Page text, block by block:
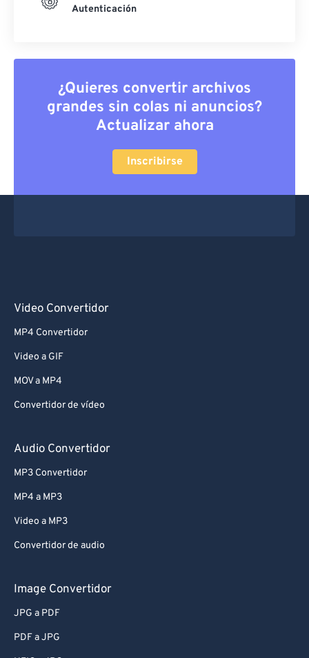
Autenticación
¿Quieres convertir archivos
grandes sin colas ni anuncios?
Actualizar ahora
Inscribirse
Video Convertidor
MP4 Convertidor
Video a GIF
MOV a MP4
Convertidor de vídeo
Audio Convertidor
MP3 Convertidor
MP4 a MP3
Video a MP3
Convertidor de audio
Image Convertidor
JPG a PDF
PDF a JPG